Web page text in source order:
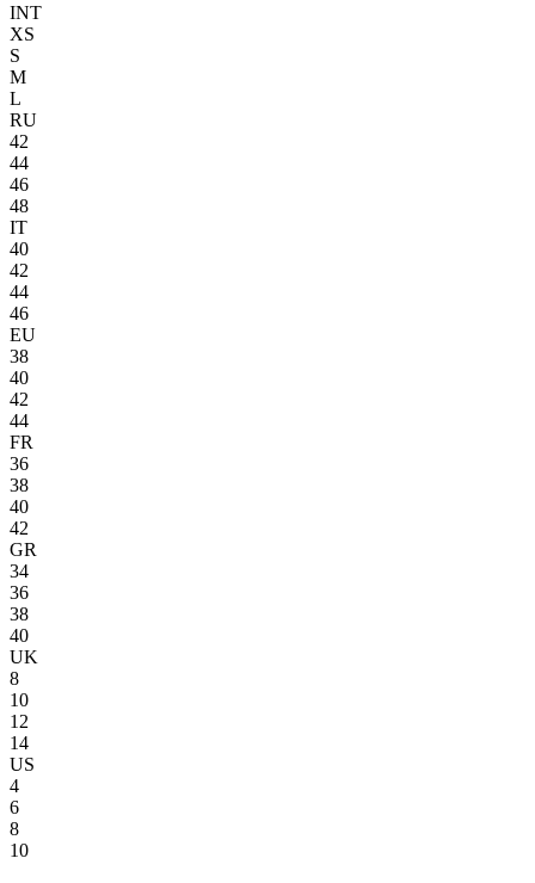
INT
XS
S
M
L
RU
42
44
46
48
IT
40
42
44
46
EU
38
40
42
44
FR
36
38
40
42
GR
34
36
38
40
UK
8
10
12
14
US
4
6
8
10